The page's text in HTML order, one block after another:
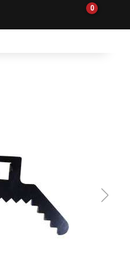
0
Reservdelar
Sprängskisser